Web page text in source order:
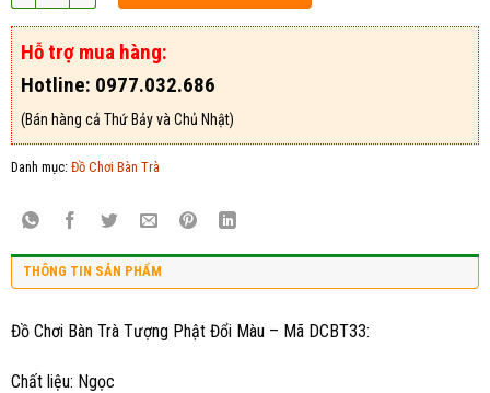
Hỗ trợ mua hàng:
Hotline: 0977.032.686
(Bán hàng cả Thứ Bảy và Chủ Nhật)
Danh mục: Đồ Chơi Bàn Trà
THÔNG TIN SẢN PHẨM
Đồ Chơi Bàn Trà Tượng Phật Đổi Màu – Mã DCBT33:
Chất liệu: Ngọc